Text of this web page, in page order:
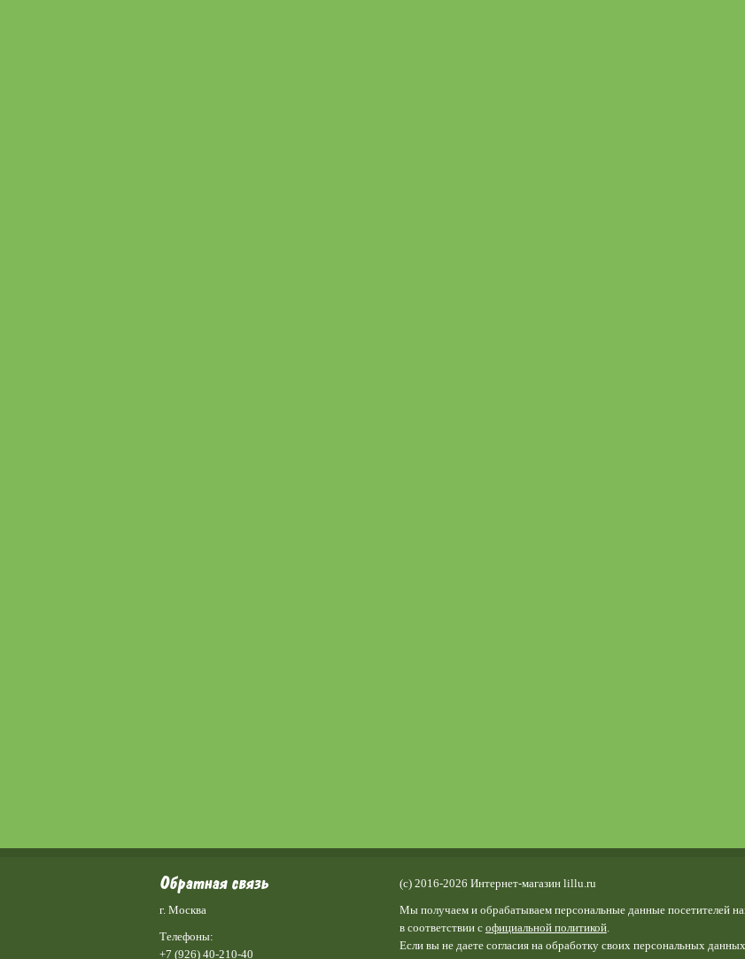
Обратная связь
г. Москва
Телефоны:
+7 (926) 40-210-40
(c) 2016-2026 Интернет-магазин lillu.ru
Мы получаем и обрабатываем персональные данные посетителей
в соответствии с официальной политикой.
Если вы не даете согласия на обработку своих персональных